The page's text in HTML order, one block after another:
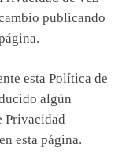
publicando
esta Política de
algún
Privacidad
esta página.